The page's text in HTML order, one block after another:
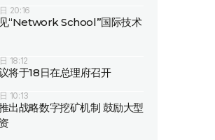
20:16
“Network School”国际技术
18:12
将于18日在总理府召开
10:13
出战略数字挖矿机制 鼓励大型